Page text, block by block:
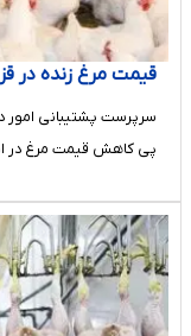
قیمت مرغ زنده در
سرپرست پشتیبانی امور
پی کاهش قیمت مرغ در